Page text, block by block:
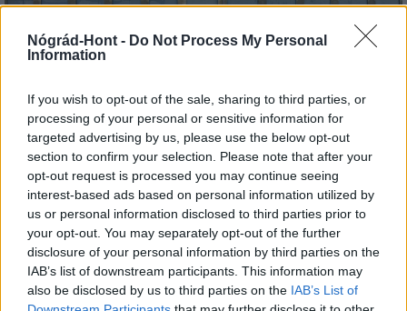
Nógrád-Hont - Do Not Process My Personal
Information
If you wish to opt-out of the sale, sharing to third parties, or
processing of your personal or sensitive information for
targeted advertising by us, please use the below opt-out
section to confirm your selection. Please note that after your
opt-out request is processed you may continue seeing
interest-based ads based on personal information utilized by
us or personal information disclosed to third parties prior to
your opt-out. You may separately opt-out of the further
disclosure of your personal information by third parties on the
IAB’s list of downstream participants. This information may
also be disclosed by us to third parties on the IAB’s List of
Salgótarján